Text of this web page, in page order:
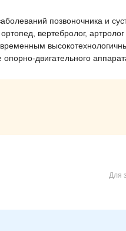
позвоночника и
вертебролог,
двигательного
Для